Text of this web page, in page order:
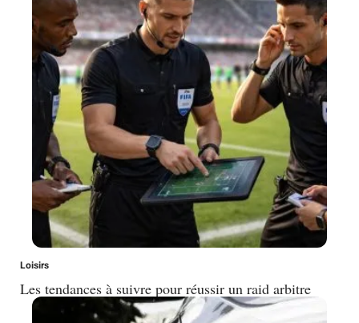
Loisirs
Les tendances à suivre pour réussir un raid arbitre